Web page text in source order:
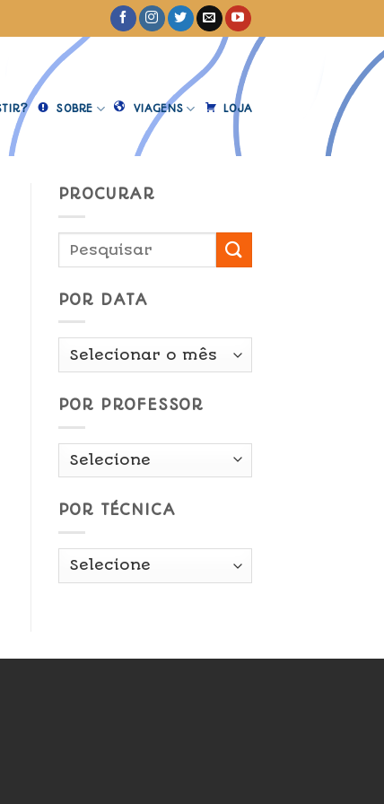
SOBRE VIAGENS LOJA
PROCURAR
POR DATA
Por
POR PROFESSOR
POR TÉCNICA